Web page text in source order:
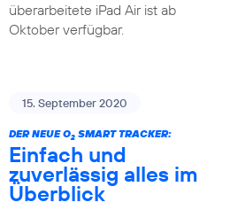
überarbeitete iPad Air ist ab
Oktober verfügbar.
15. September 2020
DER NEUE O2SMART TRACKER:
Einfach und
zuverlässig alles im
Überblick